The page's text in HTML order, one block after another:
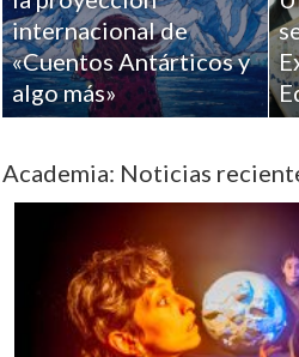
internacional de
«Cuentos Antárticos y
algo más»
Academia: Noticias